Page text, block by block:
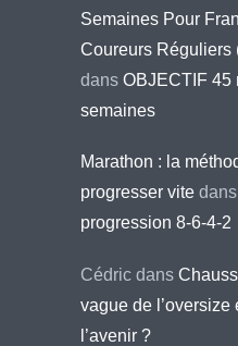
Semaines Pour
Coureurs Réguliers
dans OBJECTIF 45
semaines
Marathon : la
progresser vite dans
progression 8-6-4-2
Cédric dans
vague de l’oversize
l’avenir ?